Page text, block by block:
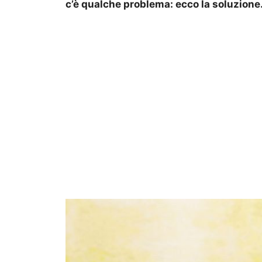
c’è qualche problema: ecco la